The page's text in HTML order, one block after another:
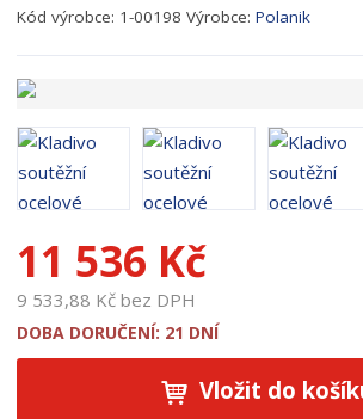
K
p
o
d
u
t
:
1
8
Kód výrobce: 1-00198 Výrobce:Polanik
11 536 Kč
9 533,88 Kč bez DPH
DOBA DORUČENÍ: 21 DNÍ
Vložit do